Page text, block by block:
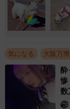
気になる 大阪万博
酔
惨
数